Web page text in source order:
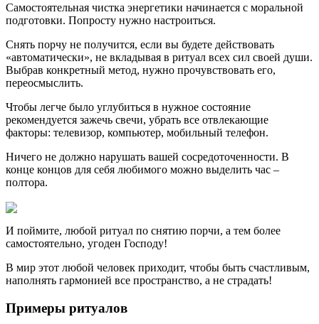
Самостоятельная чистка энергетики начинается с моральной
подготовки. Попросту нужно настроиться.
Снять порчу не получится, если вы будете действовать
«автоматически», не вкладывая в ритуал всех сил своей души.
Выбрав конкретный метод, нужно прочувствовать его,
переосмыслить.
Чтобы легче было углубиться в нужное состояние
рекомендуется зажечь свечи, убрать все отвлекающие
факторы: телевизор, компьютер, мобильный телефон.
Ничего не должно нарушать вашей сосредоточенности. В
конце концов для себя любимого можно выделить час –
полтора.
И поймите, любой ритуал по снятию порчи, а тем более
самостоятельно, угоден Господу!
В мир этот любой человек приходит, чтобы быть счастливым,
наполнять гармонией все пространство, а не страдать!
Примеры ритуалов